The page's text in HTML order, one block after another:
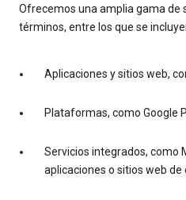
Ofrecemos una amplia gama de
términos, entre los que se
Aplicaciones y sitios web,
Plataformas, como Google
Servicios integrados, como
aplicaciones o sitios web